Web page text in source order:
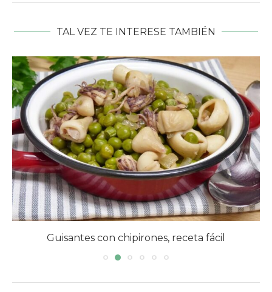
TAL VEZ TE INTERESE TAMBIÉN
Guisantes con chipirones, receta fácil